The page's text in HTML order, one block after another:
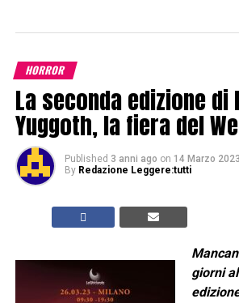
HORROR
La seconda edizione di
Yuggoth, la fiera del
Published 3 anni ago on 14 Marzo 2023
By Redazione Leggere:tutti
giorni